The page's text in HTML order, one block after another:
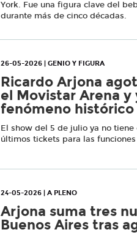
York. Fue una figura clave del
durante más de cinco décadas.
26-05-2026 | GENIO Y FIGURA
Ricardo Arjona
el Movistar Arena y
fenómeno
El show del 5 de julio ya no
últimos tickets para las
24-05-2026 | A PLENO
Arjona suma tres
Buenos Aires tras